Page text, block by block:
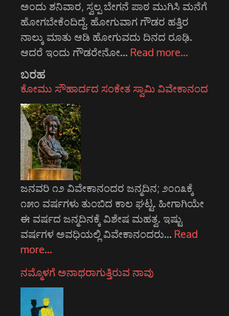
ಅಂದು ಶನಿವಾರ, ಸ್ವಲ್ಪ ಬೇಗನೆ ಪಾಠ ಮುಗಿಸಿ ಮನೆಗೆ
ಹೋಗಬೇಕೆ೦ದಿದ್ದೆ. ಹೋಗುವಾಗ ಗೌಡರ ಹತ್ತಿರ
ನಾಲ್ಕು ಮಾತು ಆಡಿ ಹೋಗುವದು ದಿನದ ರೂಢಿ.
ಆದರೆ ಇಂದು ಗೌಡರೇನೋ… Read more…
ಬರಹ
ಕೋಮು ಸೌಹಾರ್ದದ ಸಂಕೇತ ಸ್ವಾಮಿ ವಿವೇಕಾನಂದ
ಜನವರಿ ೧೨ ವಿವೇಕಾನಂದರ ಜನ್ಮದಿನ; ೨೦೧೩ಕ್ಕೆ
೧೫೦ ವರ್ಷಗಳು ತುಂಬಿದ ಕಾಲ ಘಟ್ಟ. ಹೀಗಾಗಿಯೇ
ಈ ವರ್ಷದ ಜನ್ಮದಿನಕ್ಕೆ ವಿಶೇಷ ಮಹತ್ವ. ಇಷ್ಟು
ವರ್ಷಗಳ ಅವಧಿಯಲ್ಲಿ ವಿವೇಕಾನಂದರು… Read
more…
ನಮ್ಮೊಳಗೆ ಅನಾಥರಾಗುತ್ತಿರುವ ನಾವು